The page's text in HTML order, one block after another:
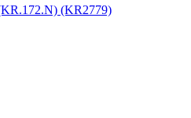
(KR2779)